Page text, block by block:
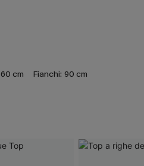
60 cm Fianchi: 90 cm